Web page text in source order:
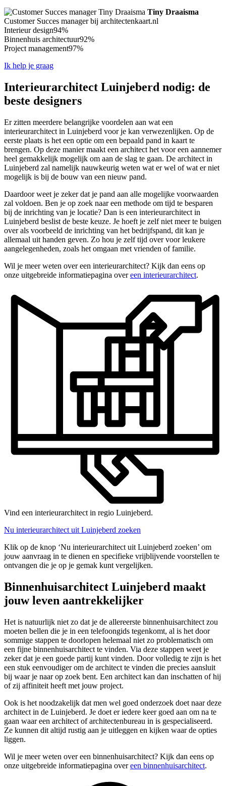
Tiny Draaisma
Customer Succes manager bij architectenkaart.nl
Interieur design94%
Binnenhuis architectuur92%
Project management97%
Ik help je graag
Interieurarchitect Luinjeberd nodig: de
beste designers
Er zitten meerdere belangrijke voordelen aan wat een
interieurarchitect in Luinjeberd voor je kan verwezenlijken. Op de
eerste plaats is het een optie om een bepaald pand in kaart te
brengen. Op deze manier maakt een architect het voor een aannemer
heel gemakkelijk mogelijk om aan de slag te gaan. De architect in
Luinjeberd zal namelijk nauwkeurig weten wat er wel of wat er niet
mogelijk is bij de bouw van een nieuw pand.
Daardoor weet je zeker dat je pand aan alle mogelijke voorwaarden
zal voldoen. Ben je op zoek naar een methode om tijd te besparen
bij de inrichting van je locatie? Dan is een interieurarchitect in
Luinjeberd beslist de beste keuze. Je hoeft je zelf niet meer te buigen
over als voorbeeld de inrichting van het bedrijfspand, dit kan je
allemaal uit handen geven. Zo hou je zelf tijd over voor leukere
aangelegenheden, zoals het omgaan met vrienden of familie.
Wil je meer weten over een interieurarchitect? Kijk dan eens op
onze uitgebreide informatiepagina overeen interieurarchitect.
Vind een interieurarchitect in regio Luinjeberd.
Nu interieurarchitect uit Luinjeberd zoeken
Klik op de knop ‘Nu interieurarchitect uit Luinjeberd zoeken’ om
jouw aanvraag in te dienen en specifieke vrijblijvende voorstellen te
ontvangen die je op je gemak kunt vergelijken.
Binnenhuisarchitect Luinjeberd maakt
jouw leven aantrekkelijker
Het is natuurlijk niet zo dat je de allereerste binnenhuisarchitect zou
moeten bellen die je in een telefoongids tegenkomt, al is het door
sommige stappen te doorlopen helemaal niet zo problematisch om
een fijne binnenhuisarchitect te vinden. Via deze stappen weet je
zeker dat je een goede partij kunt vinden. Door volledig te zijn is het
een stuk eenvoudiger om de architect te vinden die precies aansluit
bij waar je naar op zoek bent. Een architect kan dan inschatten of hij
of zij affiniteit heeft met jouw project.
Ook is het noodzakelijk dat men wel goed onderzoek doet naar deze
architect in de Luinjeberd. Je doet er iedere keer goed aan om na te
gaan waar een architect of architectenbureau in is gespecialiseerd.
Ze kunnen dit altijd rustig aan je uitleggen en kijken waar de opties
liggen.
Wil je meer weten over een binnenhuisarchitect? Kijk dan eens op
onze uitgebreide informatiepagina overeen binnenhuisarchitect.